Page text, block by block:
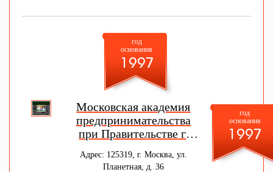
год
основания
1997
Московская академия
предпринимательства
при Правительстве г.
Адрес: 125319, г. Москва, ул.
Планетная, д. 36
год
основания
1997